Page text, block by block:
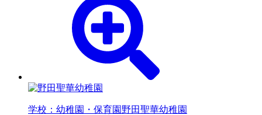
学校：幼稚園・保育園 野田聖華幼稚園